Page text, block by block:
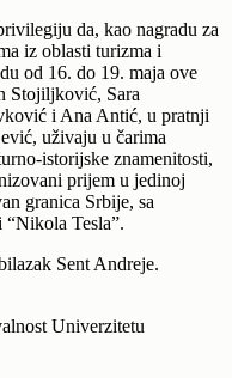
da, kao nagradu za
iz oblasti turizma i
od 16. do 19. maja ove
Stojiljković, Sara
i Ana Antić, u pratnji
uživaju u čarima
istorijske znamenitosti,
prijem u jedinoj
granica Srbije, sa
Tesla”.
Sent Andreje.
Univerzitetu